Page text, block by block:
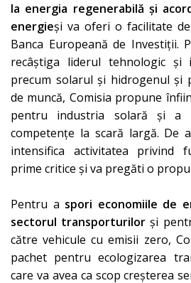
la energia regenerabilă și
energieși va oferi o facilitate
Banca Europeană de Investiții.
recâștiga liderul tehnologic și
precum solarul și hidrogenul
de muncă, Comisia propune
pentru industria solară și a
competențe la scară largă. De
intensifica activitatea privind
prime critice și va pregăti o
Pentru a spori economiile de
sectorul transporturilor și
către vehicule cu emisii zero,
pachet pentru ecologizarea
care va avea ca scop creșterea